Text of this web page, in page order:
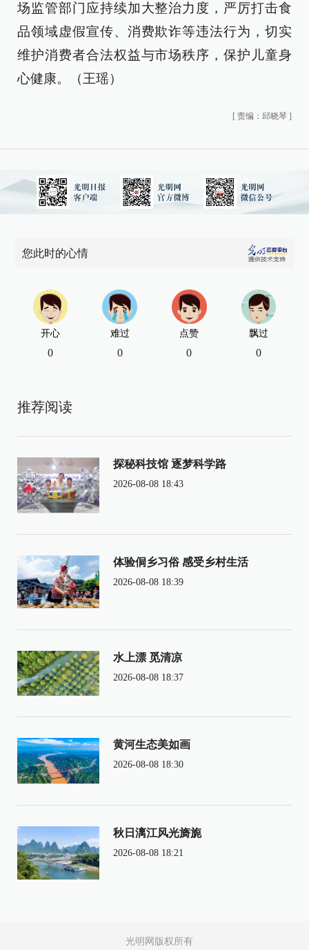
场监管部门应持续加大整治力度，严厉打击食
品领域虚假宣传、消费欺诈等违法行为，切实
维护消费者合法权益与市场秩序，保护儿童身
心健康。（王瑶）
[ 责编：邱晓琴 ]
您此时的心情
开心
0
难过
0
点赞
0
飘过
0
推荐阅读
探秘科技馆 逐梦科学路
2026-08-08 18:43
体验侗乡习俗 感受乡村生活
2026-08-08 18:39
水上漂 觅清凉
2026-08-08 18:37
黄河生态美如画
2026-08-08 18:30
秋日漓江风光旖旎
2026-08-08 18:21
光明网版权所有